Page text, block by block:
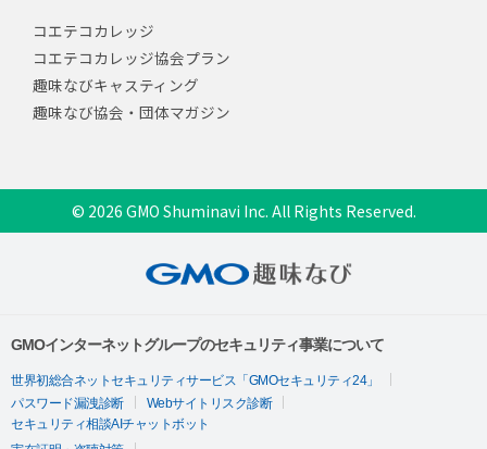
コエテコカレッジ
コエテコカレッジ協会プラン
趣味なびキャスティング
趣味なび協会・団体マガジン
© 2026 GMO Shuminavi Inc. All Rights Reserved.